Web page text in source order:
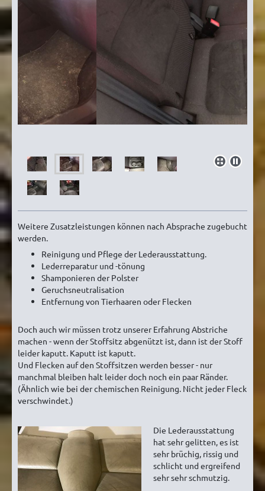
Weitere Zusatzleistungen können nach Absprache zugebucht
werden.
Reinigung und Pflege der Lederausstattung.
Lederreparatur und -tönung
Shamponieren der Polster
Geruchsneutralisation
Entfernung von Tierhaaren oder Flecken
Doch auch wir müssen trotz unserer Erfahrung Abstriche
machen - wenn der Stoffsitz abgenützt ist, dann ist der Stoff
leider kaputt. Kaputt ist kaputt.
Und Flecken auf den Stoffsitzen werden besser - nur
manchmal bleiben halt leider doch noch ein paar Ränder.
(Ähnlich wie bei der chemischen Reinigung. Nicht jeder Fleck
verschwindet.)
Die Lederausstattung
hat sehr gelitten, es ist
sehr brüchig, rissig und
schlicht und ergreifend
sehr sehr schmutzig.